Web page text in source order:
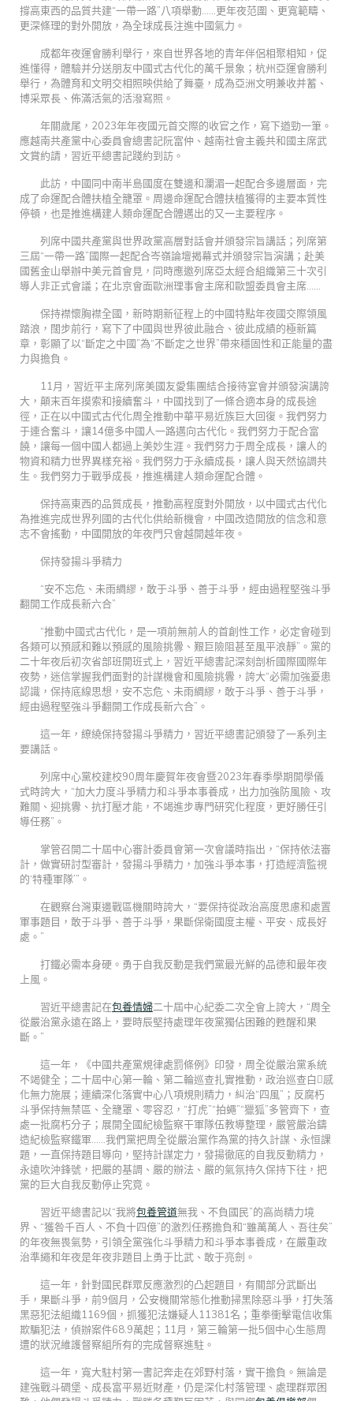
撐高東西的品質共建“一帶一路”八項舉動……更年夜范圍、更寬範疇、
更深條理的對外開放，為全球成長注進中國氣力。
成都年夜運會勝利舉行，來自世界各地的青年伴侶相聚相知，促
進懂得，體驗并分送朋友中國式古代化的萬千景象；杭州亞運會勝利
舉行，為體育和文明交相照映供給了舞臺，成為亞洲文明兼收并蓄、
博采眾長、佈滿活氣的活潑寫照。
年關歲尾，2023年年夜國元首交際的收官之作，寫下遒勁一筆。
應越南共產黨中心委員會總書記阮富仲、越南社會主義共和國主席武
文賞約請，習近平總書記踐約到訪。
此訪，中國同中南半島國度在雙邊和瀾湄一起配合多邊層面，完
成了命運配合體扶植全籠罩。周邊命運配合體扶植獲得的主要本質性
停頓，也是推進構建人類命運配合體邁出的又一主要程序。
列席中國共產黨與世界政黨高層對話會并頒發宗旨講話；列席第
三屆“一帶一路”國際一起配合岑嶺論壇揭幕式并頒發宗旨演講；赴美
國舊金山舉辦中美元首會見，同時應邀列席亞太經合組織第三十次引
導人非正式會議；在北京會面歐洲理事會主席和歐盟委員會主席……
保持襟懷胸襟全國，新時期新征程上的中國特點年夜國交際領風
踏浪，闊步前行，寫下了中國與世界彼此融合、彼此成績的極新篇
章，彰顯了以“斷定之中國”為“不斷定之世界”帶來穩固性和正能量的盡
力與擔負。
11月，習近平主席列席美國友愛集團結合接待宴會并頒發演講誇
大，顛末百年摸索和接續奮斗，中國找到了一條合適本身的成長途
徑，正在以中國式古代化周全推動中華平易近族巨大回復。我們努力
于連合奮斗，讓14億多中國人一路邁向古代化。我們努力于配合富
饒，讓每一個中國人都過上美妙生涯。我們努力于周全成長，讓人的
物資和精力世界異樣充裕。我們努力于永續成長，讓人與天然協調共
生。我們努力于戰爭成長，推進構建人類命運配合體。
保持高東西的品質成長，推動高程度對外開放，以中國式古代化
為推進完成世界列國的古代化供給新機會，中國改造開放的信念和意
志不會搖動，中國開放的年夜門只會越開越年夜。
保持發揚斗爭精力
“安不忘危、未雨綢繆，敢于斗爭、善于斗爭，經由過程堅強斗爭
翻開工作成長新六合”
“推動中國式古代化，是一項前無前人的首創性工作，必定會碰到
各類可以預感和難以預感的風險挑釁、艱巨險阻甚至風平浪靜”。黨的
二十年夜后初次省部班開班式上，習近平總書記深刻剖析國際國際年
夜勢，迷信掌握我們面對的計謀機會和風險挑釁，誇大“必需加強憂患
認識，保持底線思想，安不忘危、未雨綢繆，敢于斗爭、善于斗爭，
經由過程堅強斗爭翻開工作成長新六合”。
這一年，繚繞保持發揚斗爭精力，習近平總書記頒發了一系列主
要講話。
列席中心黨校建校90周年慶賀年夜會暨2023年春季學期開學儀
式時誇大，“加大力度斗爭精力和斗爭本事養成，出力加強防風險、攻
難關、迎挑釁、抗打壓才能，不竭進步專門研究化程度，更好勝任引
導任務”。
掌管召開二十屆中心審計委員會第一次會議時指出，“保持依法審
計，做實研討型審計，發揚斗爭精力，加強斗爭本事，打造經濟監視
的‘特種軍隊’”。
在觀察台灣東邊戰區機關時誇大，“要保持從政治高度思慮和處置
軍事題目，敢于斗爭、善于斗爭，果斷保衛國度主權、平安、成長好
處。”
打鐵必需本身硬。勇于自我反動是我們黨最光鮮的品德和最年夜
上風。
習近平總書記在包養情婦二十屆中心紀委二次全會上誇大，“周全
從嚴治黨永遠在路上，要時辰堅持處理年夜黨獨佔困難的甦醒和果
斷。”
這一年，《中國共產黨規律處罰條例》印發，周全從嚴治黨系統
不竭健全；二十屆中心第一輪、第二輪巡查扎實推動，政治巡查白感
化無力施展；連續深化落實中心八項規則精力，糾治“四風”；反腐朽
斗爭保持無禁區、全籠罩、零容忍，“打虎”“拍蠅”“獵狐”多管齊下，查
處一批腐朽分子；展開全國紀檢監察干軍隊伍教導整理，嚴管嚴治鑄
造紀檢監察鐵軍……我們黨把周全從嚴治黨作為黨的持久計謀、永恒課
題，一直保持題目導向，堅持計謀定力，發揚徹底的自我反動精力，
永遠吹沖鋒號，把嚴的基調、嚴的辦法、嚴的氣氛持久保持下往，把
黨的巨大自我反動停止究竟。
習近平總書記以“我將包養管道無我、不負國民”的高尚精力境
界、“獲咎千百人、不負十四億”的激烈任務擔負和“雖萬萬人、吾往矣”
的年夜無畏氣勢，引領全黨強化斗爭精力和斗爭本事養成，在嚴重政
治準繩和年夜是年夜非題目上勇于比武、敢于亮劍。
這一年，針對國民群眾反應激烈的凸起題目，有關部分武斷出
手，果斷斗爭，前9個月，公安機關常態化推動掃黑除惡斗爭，打失落
黑惡犯法組織1169個，抓獲犯法嫌疑人11381名；重拳衝擊電信收集
欺騙犯法，偵辦案件68.9萬起；11月，第三輪第一批5個中心生態周
遭的狀況維護督察組所有的完成督察進駐。
這一年，寬大駐村第一書記奔走在郊野村落，實干擔負。無論是
建強戰斗碉堡、成長富平易近財產，仍是深化村落管理、處理群眾困